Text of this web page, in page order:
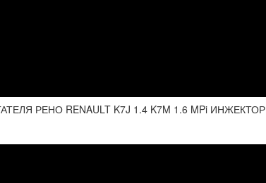
РЕНО RENAULT K7J 1.4 K7M 1.6 MPi ИНЖЕКТОР